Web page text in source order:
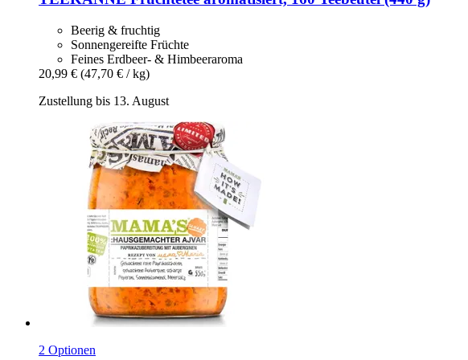
Beerig & fruchtig
Sonnengereifte Früchte
Feines Erdbeer- & Himbeeraroma
20,99 € (47,70 € / kg)
Zustellung bis 13. August
2 Optionen